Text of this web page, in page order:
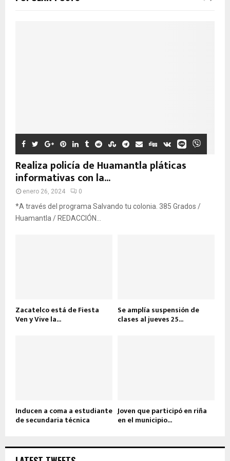
Realiza policía de Huamantla pláticas
informativas con la...
enero 26, 2024 0
*A través del programa Salvando tu colonia. 385 Grados /
Huamantla / REDACCIÓN...
Zacatelco está de Fiesta
Ven y Vive la...
Se amplía suspensión de
clases al jueves 25...
Inducen a coma a estudiante
de secundaria técnica
Joven que participó en riña
en el municipio...